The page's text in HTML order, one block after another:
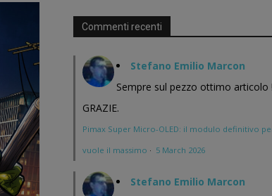
Commenti recenti
Stefano Emilio Marcon
Sempre sul pezzo ottimo articolo
GRAZIE.
Pimax Super Micro-OLED: il modulo definitivo
vuole il massimo · 5 March 2026
Stefano Emilio Marcon